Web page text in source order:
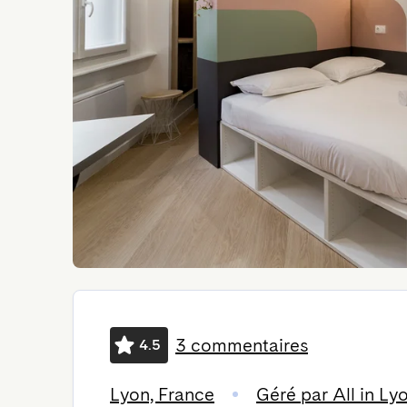
4.5 3 commentaires
Lyon, France Géré par All in